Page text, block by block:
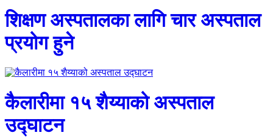
शिक्षण अस्पतालका लागि चार अस्पताल
प्रयोग हुने
कैलारीमा १५ शैय्याको अस्पताल
उद्घाटन